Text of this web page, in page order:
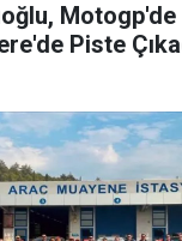
Motogp'de
Piste